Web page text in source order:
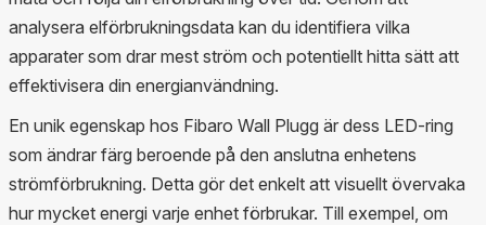
analysera elförbrukningsdata kan du identifiera vilka
apparater som drar mest ström och potentiellt hitta sätt att
effektivisera din energianvändning.
En unik egenskap hos Fibaro Wall Plugg är dess LED-ring
som ändrar färg beroende på den anslutna enhetens
strömförbrukning. Detta gör det enkelt att visuellt övervaka
hur mycket energi varje enhet förbrukar. Till exempel, om